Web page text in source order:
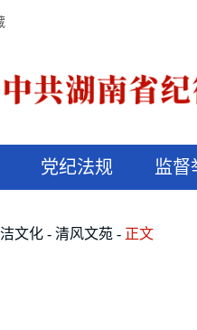
党纪法规 监督
文化 清风文苑 正文